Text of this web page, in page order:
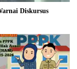
Diskursus